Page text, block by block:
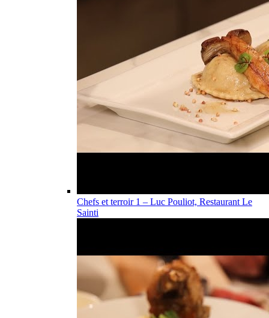
Chefs et terroir 1 – Luc Pouliot, Restaurant Le
Sainti